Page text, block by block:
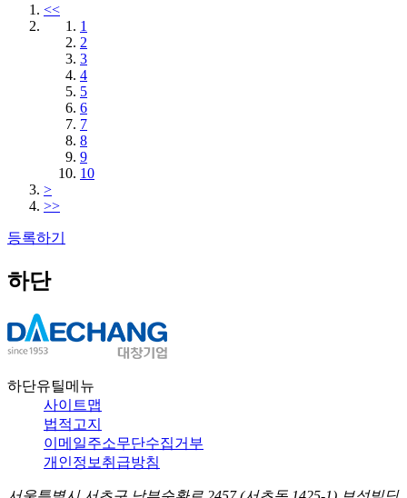
<<
1
2
3
4
5
6
7
8
9
10
>
>>
등록하기
하단
하단유틸메뉴
사이트맵
법적고지
이메일주소무단수집거부
개인정보취급방침